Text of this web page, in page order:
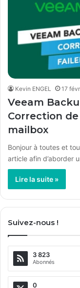
Kevin ENGEL 17
Veeam
Correction
mailbox
Bonjour à toutes et
article afin d’aborder
Lire la suite »
Suivez-nous !
3 823
Abonnés
0